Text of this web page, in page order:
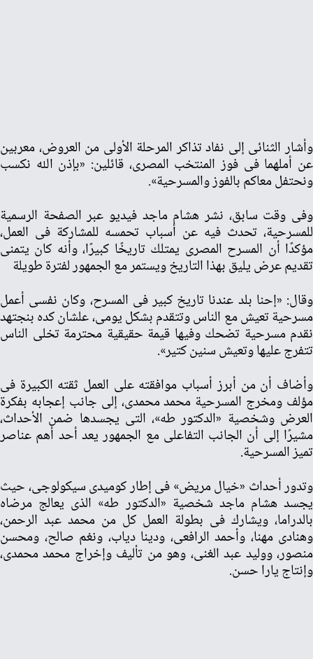
وأشار الثنائى إلى نفاد تذاكر المرحلة الأولى من العروض، معربين
عن أملهما فى فوز المنتخب المصرى، قائلين: «بإذن الله نكسب
ونحتفل معاكم بالفوز والمسرحية».
وفى وقت سابق، نشر هشام ماجد فيديو عبر الصفحة الرسمية
للمسرحية، تحدث فيه عن أسباب تحمسه للمشاركة فى العمل،
مؤكدًا أن المسرح المصرى يمتلك تاريخًا كبيرًا، وأنه كان يتمنى
تقديم عرض يليق بهذا التاريخ ويستمر مع الجمهور لفترة طويلة
وقال: «إحنا بلد عندنا تاريخ كبير فى المسرح، وكان نفسى أعمل
مسرحية تعيش مع الناس وتتقدم بشكل يومى، علشان كده بنجتهد
نقدم مسرحية تضحك وفيها قيمة حقيقية محترمة تخلى الناس
تتفرج عليها وتعيش سنين كتير».
وأضاف أن من أبرز أسباب موافقته على العمل ثقته الكبيرة فى
مؤلف ومخرج المسرحية محمد محمدى، إلى جانب إعجابه بفكرة
العرض وشخصية «الدكتور طه»، التى يجسدها ضمن الأحداث،
مشيرًا إلى أن الجانب التفاعلى مع الجمهور يعد أحد أهم عناصر
تميز المسرحية.
وتدور أحداث «خيال مريض» فى إطار كوميدى سيكولوجى، حيث
يجسد هشام ماجد شخصية «الدكتور طه» الذى يعالج مرضاه
بالدراما، ويشارك فى بطولة العمل كل من محمد عبد الرحمن،
وهنادى مهنا، وأحمد الرافعى، ودينا دياب، ونغم صالح، ومحسن
منصور، ووليد عبد الغنى، وهو من تأليف وإخراج محمد محمدى،
وإنتاج يارا حسن.